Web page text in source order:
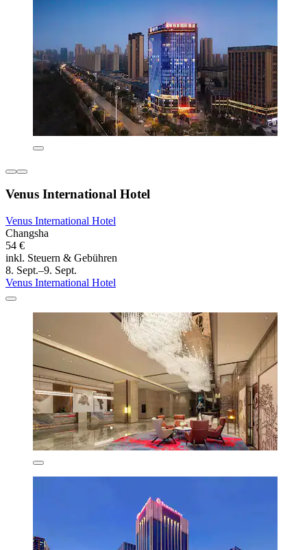
Venus International Hotel
Venus International Hotel
Changsha
54 €
inkl. Steuern & Gebühren
8. Sept.–9. Sept.
Venus International Hotel